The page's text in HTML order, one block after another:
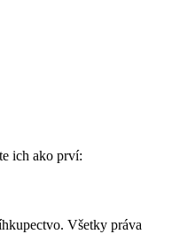
ich ako prví:
Všetky práva